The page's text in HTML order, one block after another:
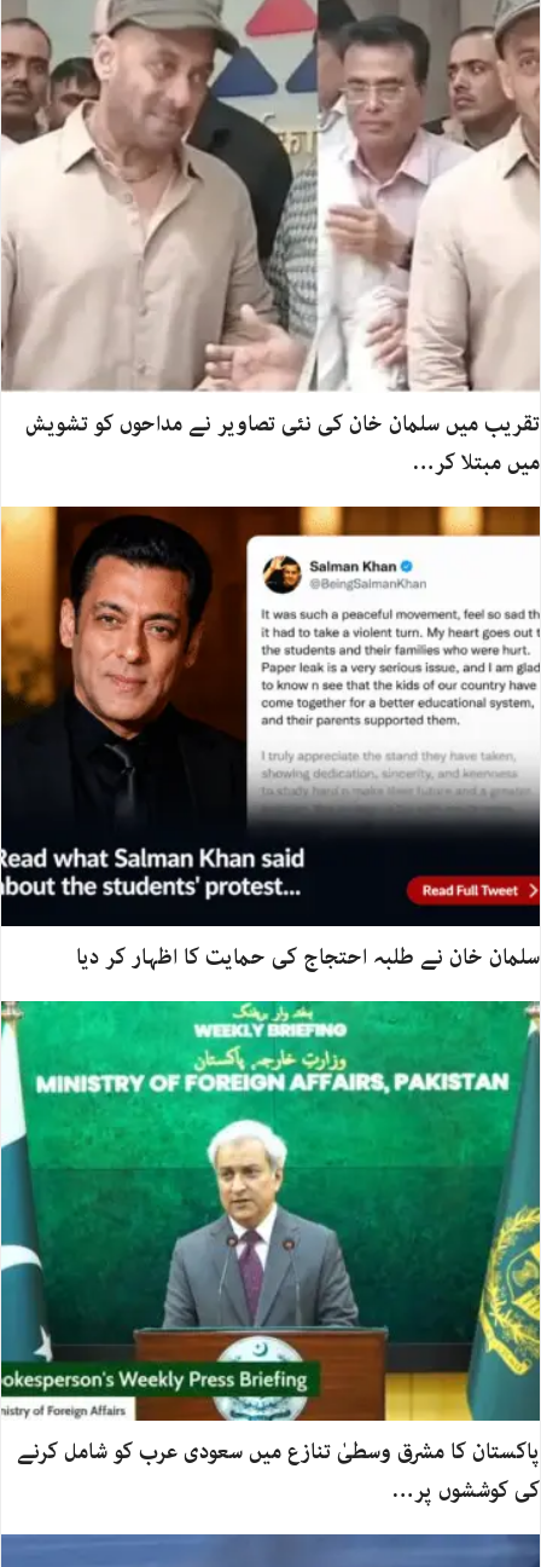
تقریب میں سلمان خان کی نئی تصاویر نے مداحوں کو تشویش
میں مبتلا کر…
سلمان خان نے طلبہ احتجاج کی حمایت کا اظہار کر دیا
پاکستان کا مشرق وسطیٰ تنازع میں سعودی عرب کو شامل کرنے
کی کوششوں پر…